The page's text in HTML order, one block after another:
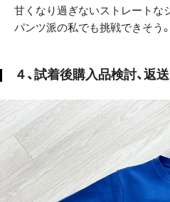
甘くなり過ぎないストレートな
パンツ派の私でも挑戦できそう。
４、試着後購入品検討、返送